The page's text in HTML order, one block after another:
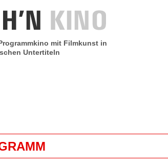
mit Filmkunst in
Untertiteln